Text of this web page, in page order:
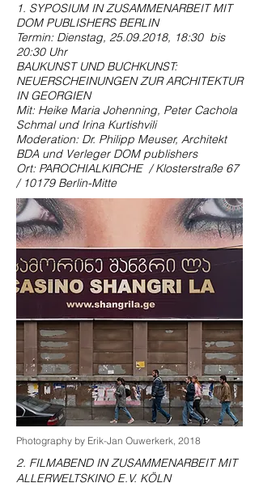
1. SYPOSIUM IN ZUSAMMENARBEIT MIT
DOM PUBLISHERS BERLIN
Termin: Dienstag, 25.09.2018, 18:30 bis
20:30 Uhr
BAUKUNST UND BUCHKUNST:
NEUERSCHEINUNGEN ZUR ARCHITEKTUR
IN GEORGIEN
Mit: Heike Maria Johenning, Peter Cachola
Schmal und Irina Kurtishvili
Moderation: Dr. Philipp Meuser, Architekt
BDA und Verleger DOM publishers
Ort: PAROCHIALKIRCHE / Klosterstraße 67
/ 10179 Berlin-Mitte
Photography by Erik-Jan Ouwerkerk, 2018
2. FILMABEND IN ZUSAMMENARBEIT MIT
ALLERWELTSKINO E.V. KÖLN